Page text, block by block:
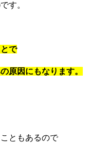
す。
で
原因にもなります。
ともあるので